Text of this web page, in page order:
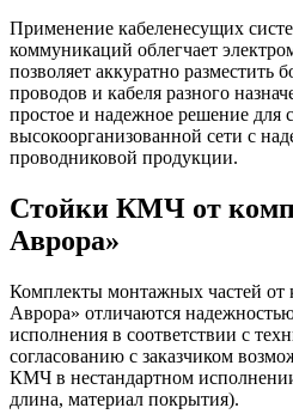
Применение кабеленесущих
коммуникаций облегчает
позволяет аккуратно разместить
проводов и кабеля разного
простое и надежное решение для
высокоорганизованной сети с
проводниковой продукции.
Стойки КМЧ от
Аврора»
Комплекты монтажных частей от
Аврора» отличаются
исполнения в соответствии с
согласованию с заказчиком
КМЧ в нестандартном
длина, материал покрытия).